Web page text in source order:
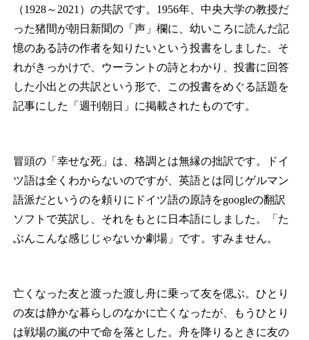
（1928～2021）の共訳です。1956年、中央大学の教授だ
った猪間が朝日新聞の「声」欄に、幼いころに読んだ記
憶のある詩の作者を知りたいという投書をしました。そ
れがきっかけで、ウーラントの詩とわかり、投書に回答
した小出との共訳という形で、この投書をめぐる話題を
記事にした「週刊朝日」に掲載されたものです。
冒頭の「幸せな死」は、格調とは無縁の拙訳です。ドイ
ツ語は全くわからないのですが、英語とは同じゲルマン
語派だというのを頼りにドイツ語の原詩をgoogleの翻訳
ソフトで英訳し、それをもとに日本語にしました。「た
ぶんこんな感じじゃないか劇場」です。すみません。
亡くなった友と渡った渡し舟に乗って友を偲ぶ。ひとり
の友は静かな暮らしのなかに亡くなったが、もうひとり
は戦場の嵐の中で命を落とした。舟を降りるときに友の